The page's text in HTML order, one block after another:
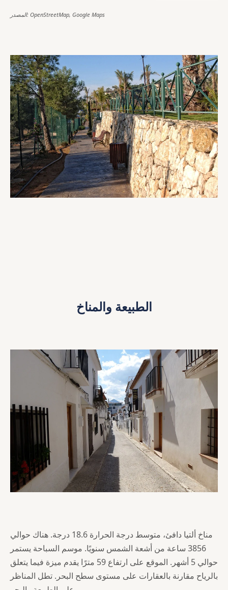
المصدر: OpenStreetMap, Google Maps
الطبيعة والمناخ
مناخ ألتيا دافئ، متوسط درجة الحرارة 18.6 درجة. هناك حوالي
3856 ساعة من أشعة الشمس سنويًا. موسم السباحة يستمر
حوالي 5 أشهر. الموقع على ارتفاع 59 مترًا يقدم ميزة فيما يتعلق
بالرياح مقارنة بالعقارات على مستوى سطح البحر. تطل المناظر